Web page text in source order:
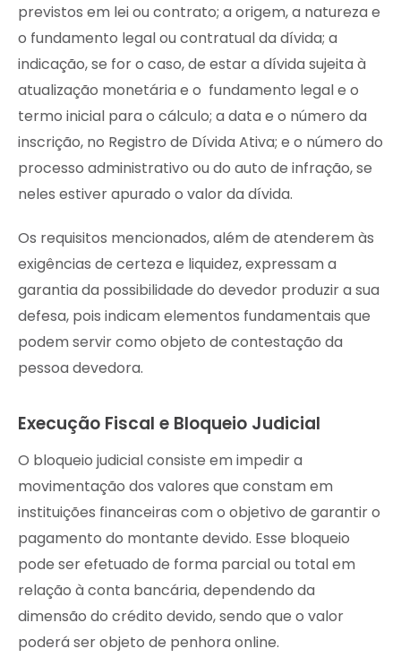
previstos em lei ou contrato; a origem, a natureza e
o fundamento legal ou contratual da dívida; a
indicação, se for o caso, de estar a dívida sujeita à
atualização monetária e o fundamento legal e o
termo inicial para o cálculo; a data e o número da
inscrição, no Registro de Dívida Ativa; e o número do
processo administrativo ou do auto de infração, se
neles estiver apurado o valor da dívida.
Os requisitos mencionados, além de atenderem às
exigências de certeza e liquidez, expressam a
garantia da possibilidade do devedor produzir a sua
defesa, pois indicam elementos fundamentais que
podem servir como objeto de contestação da
pessoa devedora.
Execução Fiscal e Bloqueio Judicial
O bloqueio judicial consiste em impedir a
movimentação dos valores que constam em
instituições financeiras com o objetivo de garantir o
pagamento do montante devido. Esse bloqueio
pode ser efetuado de forma parcial ou total em
relação à conta bancária, dependendo da
dimensão do crédito devido, sendo que o valor
poderá ser objeto de penhora online.